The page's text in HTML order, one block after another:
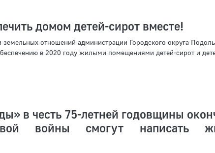
домом детей-сирот вместе!
отношений администрации Городского округа
в 2020 году жилыми помещениями детей-сирот и
в честь 75-летней годовщины
войны смогут написать